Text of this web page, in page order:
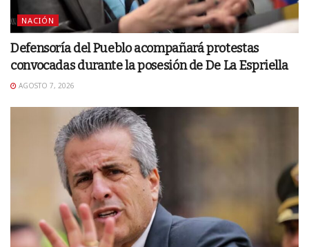
NACIÓN
Defensoría del Pueblo acompañará protestas
convocadas durante la posesión de De La Espriella
AGOSTO 7, 2026